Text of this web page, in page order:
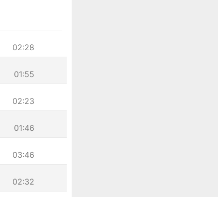
02:28
01:55
02:23
01:46
03:46
02:32